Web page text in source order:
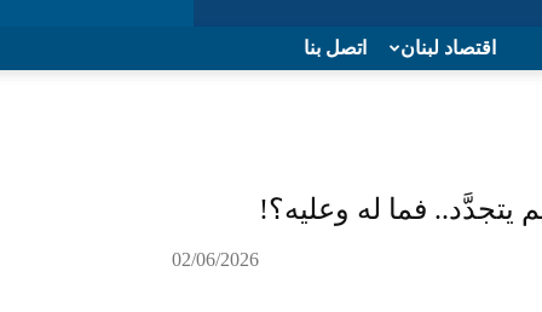
اتصل بنا اقتصاد لبنان
يتجدَّد.. فما له وعليه؟!
02/06/2026